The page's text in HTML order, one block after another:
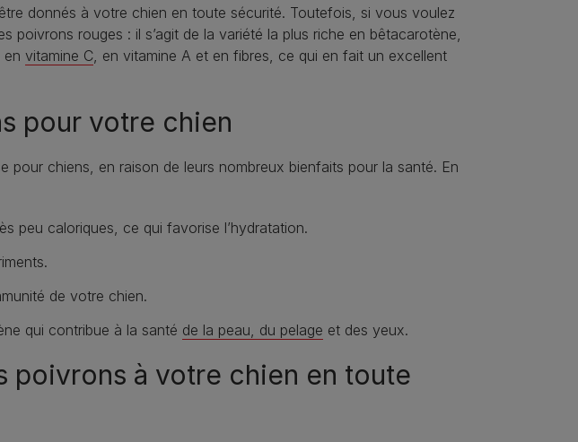
donnés à votre chien en toute sécurité. Toutefois, si vous voulez
poivrons rouges : il s’agit de la variété la plus riche en bêtacarotène,
en vitamine C, en vitamine A et en fibres, ce qui en fait un excellent
pour votre chien
pour chiens, en raison de leurs nombreux bienfaits pour la santé. En
peu caloriques, ce qui favorise l’hydratation.
de votre chien.
qui contribue à la santé de la peau, du pelage et des yeux.
poivrons à votre chien en toute